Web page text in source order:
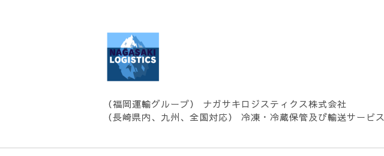
（福岡運輸グループ） ナガサキロジスティクス株式会社
（長崎県内、九州、全国対応） 冷凍・冷蔵保管及び輸送サービス